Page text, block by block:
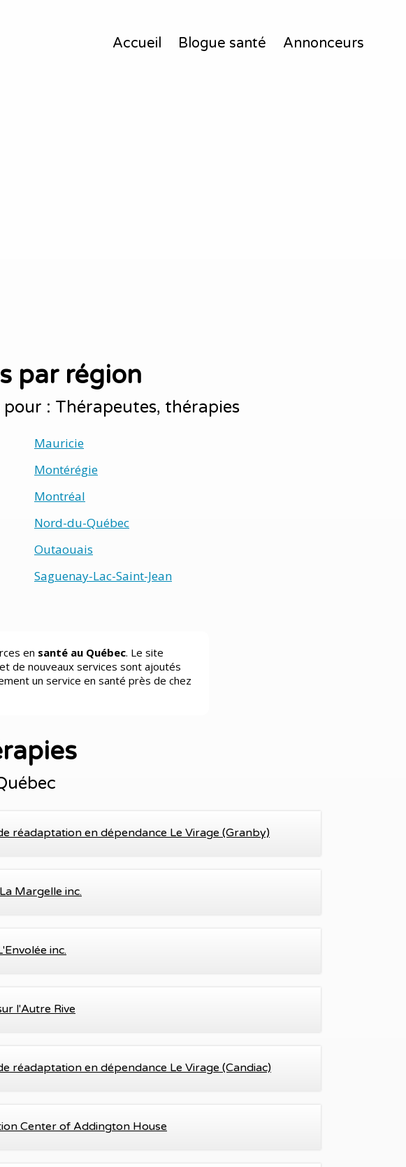
Accueil Blogue santé Annonceurs
par région
: Thérapeutes, thérapies
Mauricie
Montérégie
Montréal
Nord-du-Québec
Outaouais
Saguenay-Lac-Saint-Jean
en santé au Québec. Le site
de nouveaux services sont ajoutés
un service en santé près de chez
réadaptation en dépendance Le Virage (Granby)
Margelle inc.
inc.
l'Autre Rive
réadaptation en dépendance Le Virage (Candiac)
Center of Addington House